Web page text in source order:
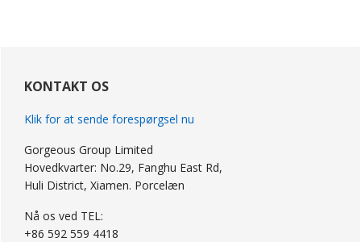
Sidebar
KONTAKT OS
Klik for at sende forespørgsel nu
Gorgeous Group Limited
Hovedkvarter: No.29, Fanghu East Rd,
Huli District, Xiamen. Porcelæn
Nå os ved TEL:
+86 592 559 4418